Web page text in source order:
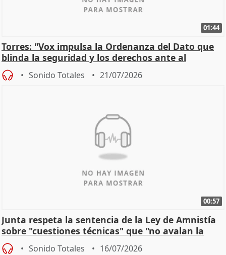
01:44
Torres: "Vox impulsa la Ordenanza del Dato que
blinda la seguridad y los derechos ante al
control"
Sonido Totales 21/07/2026
00:57
Junta respeta la sentencia de la Ley de Amnistía
sobre "cuestiones técnicas" que "no avalan la
const
Sonido Totales 16/07/2026